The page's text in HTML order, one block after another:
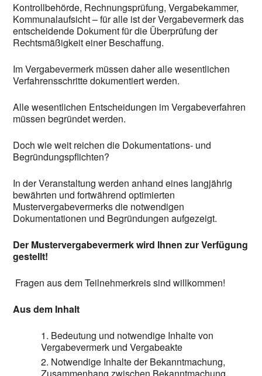
Kontrollbehörde, Rechnungsprüfung, Vergabekammer,
Kommunalaufsicht – für alle ist der Vergabevermerk das
entscheidende Dokument für die Überprüfung der
Rechtsmäßigkeit einer Beschaffung.
Im Vergabevermerk müssen daher alle wesentlichen
Verfahrensschritte dokumentiert werden.
Alle wesentlichen Entscheidungen im Vergabeverfahren
müssen begründet werden.
Doch wie weit reichen die Dokumentations- und
Begründungspflichten?
In der Veranstaltung werden anhand eines langjährig
bewährten und fortwährend optimierten
Mustervergabevermerks die notwendigen
Dokumentationen und Begründungen aufgezeigt.
Der Mustervergabevermerk wird Ihnen zur Verfügung
gestellt!
Fragen aus dem Teilnehmerkreis sind willkommen!
Aus dem Inhalt
Bedeutung und notwendige Inhalte von
Vergabevermerk und Vergabeakte
Notwendige Inhalte der Bekanntmachung,